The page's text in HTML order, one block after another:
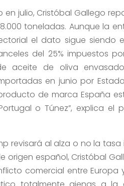
julio, Cristóbal Gallego
toneladas. Aunque la
el dato sigue siendo
del 25% impuestos
aceite de oliva
en junio por
de marca España
o Túnez”, explica el
revisará al alza o no la
origen español, Cristóbal
comercial entre Europa